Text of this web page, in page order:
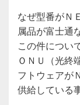
なぜ型番がＮ
属品が富士通
この件につい
ＯＮＵ（光終
フトウェアが
供給している